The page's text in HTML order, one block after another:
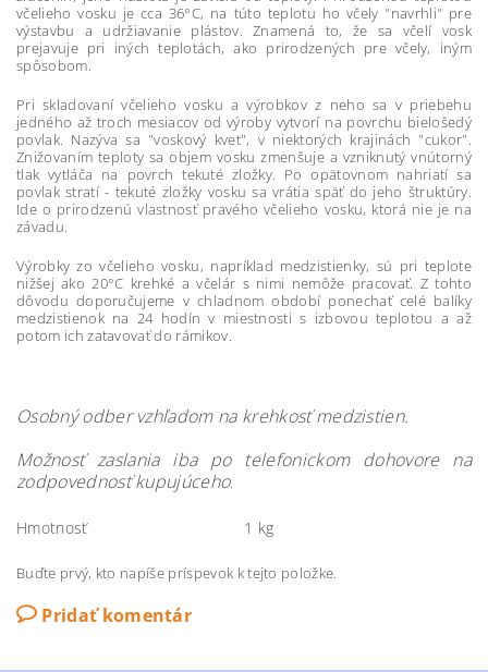
včelieho vosku je cca 36°C, na túto teplotu ho včely "navrhli" pre
výstavbu a udržiavanie plástov. Znamená to, že sa včelí vosk
prejavuje pri iných teplotách, ako prirodzených pre včely, iným
spôsobom.
Pri skladovaní včelieho vosku a výrobkov z neho sa v priebehu
jedného až troch mesiacov od výroby vytvorí na povrchu bielošedý
povlak. Nazýva sa "voskový kvet", v niektorých krajinách "cukor".
Znižovaním teploty sa objem vosku zmenšuje a vzniknutý vnútorný
tlak vytláča na povrch tekuté zložky. Po opätovnom nahriatí sa
povlak stratí - tekuté zložky vosku sa vrátia späť do jeho štruktúry.
Ide o prirodzenú vlastnosť pravého včelieho vosku, ktorá nie je na
závadu.
Výrobky zo včelieho vosku, napríklad medzistienky, sú pri teplote
nižšej ako 20°C krehké a včelár s nimi nemôže pracovať. Z tohto
dôvodu doporučujeme v chladnom období ponechať celé balíky
medzistienok na 24 hodín v miestnosti s izbovou teplotou a až
potom ich zatavovať do rámikov.
Osobný odber vzhľadom na krehkosť medzistien.
Možnosť zaslania iba po telefonickom dohovore na
zodpovednosť kupujúceho.
Hmotnosť 1 kg
Buďte prvý, kto napíše príspevok k tejto položke.
Pridať komentár